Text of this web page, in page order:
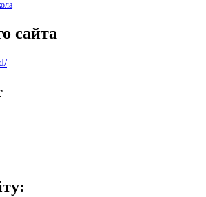
сайта
ПОЛИТИЧЕСКОЕ
КРАЯ.